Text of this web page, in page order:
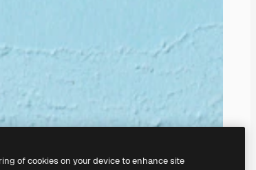
of cookies on your device to enhance site